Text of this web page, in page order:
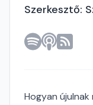
Szerkesztő:
Hogyan